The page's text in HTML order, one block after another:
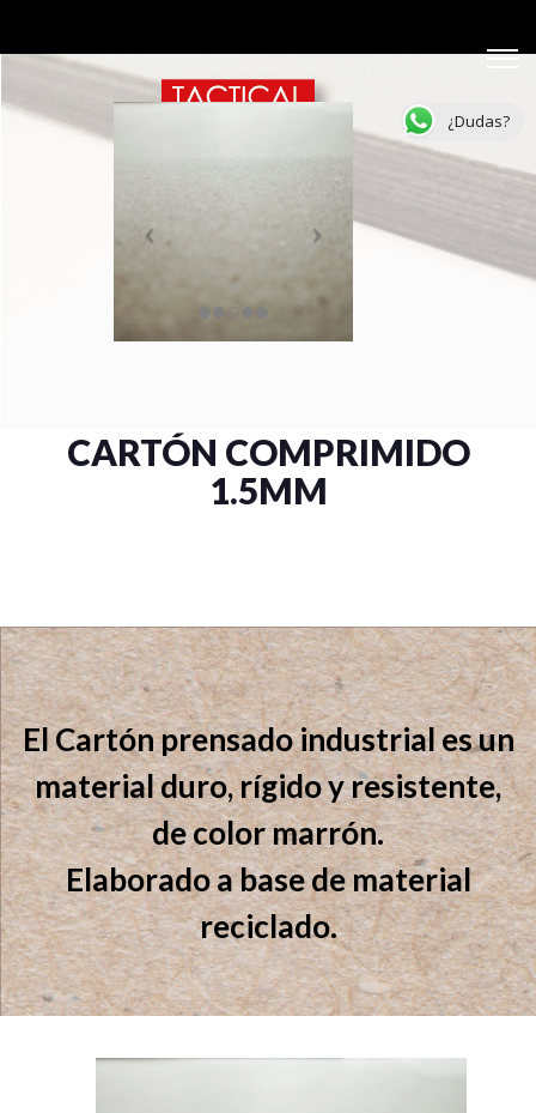
CARTÓN COMPRIMIDO
1.5MM
El Cartón prensado industrial es un
material duro, rígido y resistente,
de color marrón.
Elaborado a base de material
reciclado.
¿Dudas?